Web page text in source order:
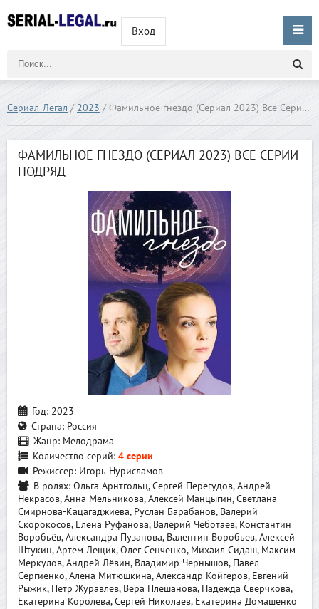
Вход
Сериал-Легал / 2023 / Фамильное гнездо (Сериал 2023) Все Серии Подряд
ФАМИЛЬНОЕ ГНЕЗДО (СЕРИАЛ 2023) ВСЕ СЕРИИ
ПОДРЯД
Год: 2023
Страна: Россия
Жанр: Мелодрама
Количество серий: 4 серии
Режиссер: Игорь Нурисламов
В ролях: Ольга Арнтгольц, Сергей Перегудов, Андрей
Некрасов, Анна Мельникова, Алексей Манцыгин, Светлана
Смирнова-Кацагаджиева, Руслан Барабанов, Валерий
Скорокосов, Елена Руфанова, Валерий Чеботаев, Константин
Воробьёв, Александра Пузанова, Валентин Воробьев, Алексей
Штукин, Артем Лещик, Олег Сенченко, Михаил Сидаш, Максим
Меркулов, Андрей Лёвин, Владимир Чернышов, Павел
Сергиенко, Алёна Митюшкина, Александр Койгеров, Евгений
Рыжик, Петр Журавлев, Вера Плешанова, Надежда Сверчкова,
Екатерина Королева, Сергей Николаев, Екатерина Домашенко